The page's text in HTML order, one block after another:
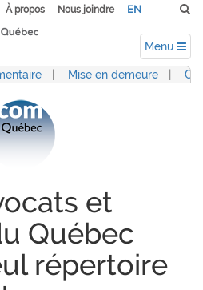
À propos Nous joindre EN
Menu
Mise en demeure
et
Québec
répertoire